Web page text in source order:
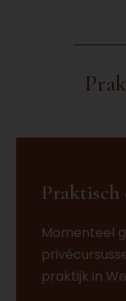
Praktisch
Momenteel
praktijk in